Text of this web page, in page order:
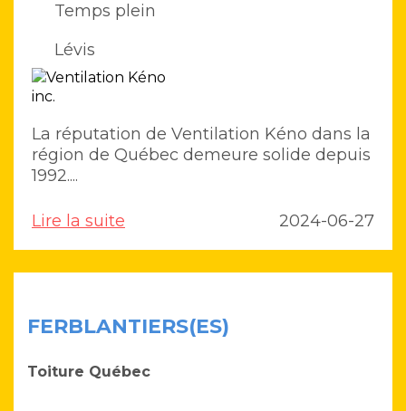
Temps plein
Lévis
La réputation de Ventilation Kéno dans la
région de Québec demeure solide depuis
1992....
Lire la suite 2024-06-27
FERBLANTIERS(ES)
Toiture Québec